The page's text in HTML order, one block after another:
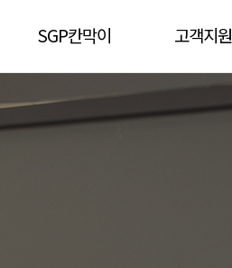
SGP칸막이
제품소개
고객지원
제품상담